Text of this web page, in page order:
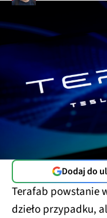
Dodaj do
Terafab powstanie
dzieło przypadku,